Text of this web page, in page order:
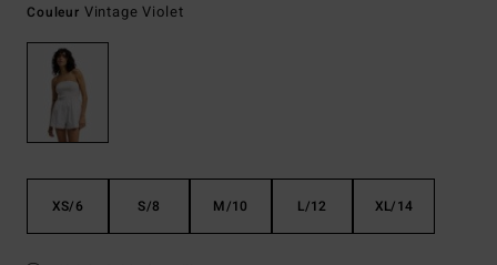
Couleur Vintage Violet
XS/6 S/8 M/10 L/12 XL/14